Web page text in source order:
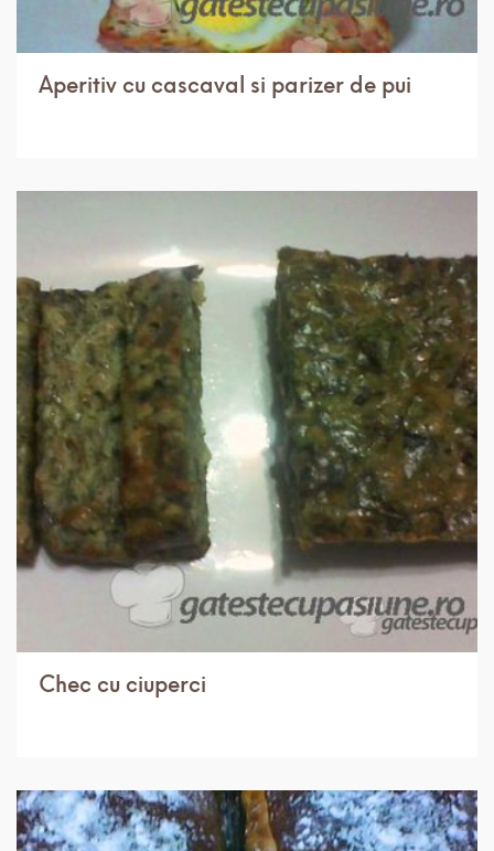
Aperitiv cu cascaval si parizer de pui
IN 3 ORE. 8 PORTII
Chec cu ciuperci